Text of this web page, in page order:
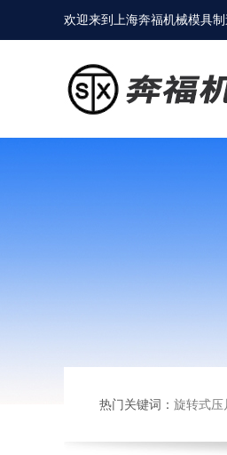
欢迎来到 上海奔福机械模具
热门关键词： 旋转式压